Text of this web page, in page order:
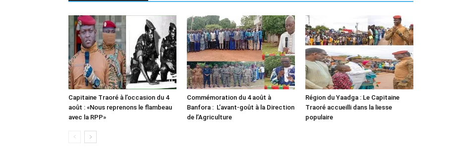
Capitaine Traoré à l’occasion du 4
août : «Nous reprenons le flambeau
avec la RPP»
Commémoration du 4 août à
Banfora : L’avant-goût à la Direction
de l’Agriculture
Région du Yaadga : Le Capitaine
Traoré accueilli dans la liesse
populaire